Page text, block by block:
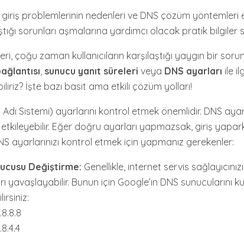
problemlerinin nedenleri ve DNS çözüm yöntemleri
sorunları aşmalarına yardımcı olacak pratik bilgiler
çoğu zaman kullanıcıların karşılaştığı yaygın bir
, sunucu yanıt süreleri veya DNS ayarları ile
İşte bazı basit ama etkili çözüm yolları!
Sistemi) ayarlarını kontrol etmek önemlidir. DNS
Eğer doğru ayarları yapmazsak, giriş
ayarlarınızı kontrol etmek için yapmanız gerekenler:
Değiştirme: Genellikle, internet servis
yavaşlayabilir. Bunun için Google’ın DNS sunucularını